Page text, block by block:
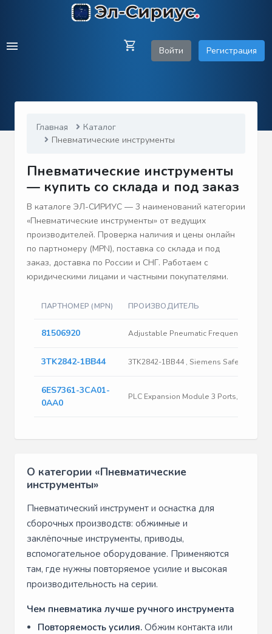
Войти Регистрация
Главная
Каталог
Пневматические инструменты
Пневматические инструменты
— купить со склада и под заказ
В каталоге ЭЛ-СИРИУС — 3 наименований категории
«Пневматические инструменты» от ведущих
производителей. Проверка наличия и цены онлайн
по партномеру (MPN), поставка со склада и под
заказ, доставка по России и СНГ. Работаем с
юридическими лицами и частными покупателями.
ПАРТНОМЕР (MPN) ПРОИЗВОДИТЕЛЬ
81506920
3TK2842-1BB44
6ES7361-3CA01-
0AA0
О категории «Пневматические
инструменты»
Пневматический инструмент и оснастка для
сборочных производств: обжимные и
заклёпочные инструменты, приводы,
вспомогательное оборудование. Применяются
там, где нужны повторяемое усилие и высокая
производительность на серии.
Чем пневматика лучше ручного инструмента
Повторяемость усилия. Обжим контакта или